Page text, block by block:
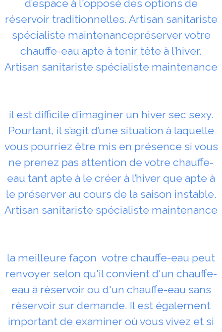
d’espace à l'opposé des options de
réservoir traditionnelles. Artisan sanitariste
spécialiste maintenancepréserver votre
chauffe-eau apte à tenir tête à l’hiver.
Artisan sanitariste spécialiste maintenance
il est difficile d’imaginer un hiver sec sexy.
Pourtant, il s’agit d’une situation à laquelle
vous pourriez être mis en présence si vous
ne prenez pas attention de votre chauffe-
eau tant apte à le créer à l’hiver que apte à
le préserver au cours de la saison instable.
Artisan sanitariste spécialiste maintenance
la meilleure façon votre chauffe-eau peut
renvoyer selon qu'il convient d'un chauffe-
eau à réservoir ou d'un chauffe-eau sans
réservoir sur demande. Il est également
important de examiner où vous vivez et si